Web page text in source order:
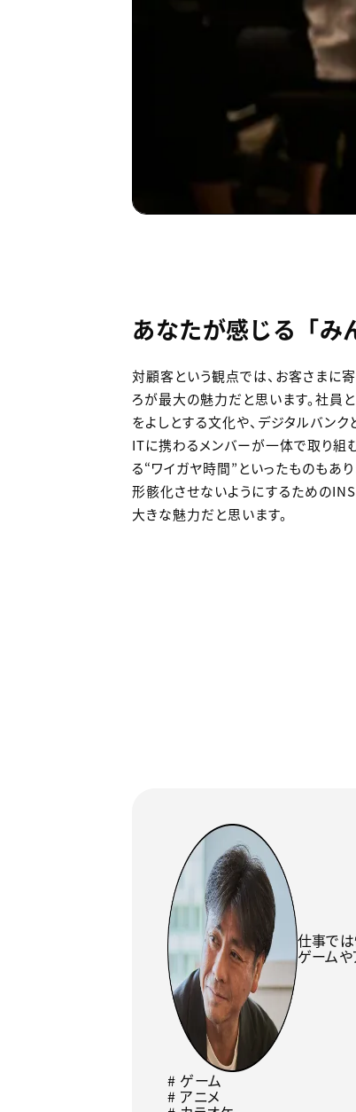
あなたが感じる「み
対顧客という観点では、お客さまに
ろが最大の魅力だと思います。社員
をよしとする文化や、デジタルバン
ITに携わるメンバーが一体で取り組
る“ワイガヤ時間”といったものもあ
形骸化させないようにするための
大きな魅力だと思います。
仕事では
ゲームや
# ゲーム
# アニメ